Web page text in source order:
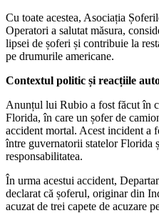
Cu toate acestea, Asociația
Operatori a salutat măsura,
lipsei de șoferi și contribuie la
pe drumurile americane.
Contextul politic și reacțiile
Anunțul lui Rubio a fost făcut în
Florida, în care un șofer de
accident mortal. Acest incident a
între guvernatorii statelor Florida
responsabilitatea.
În urma acestui accident,
declarat că șoferul, originar din
acuzat de trei capete de acuzare